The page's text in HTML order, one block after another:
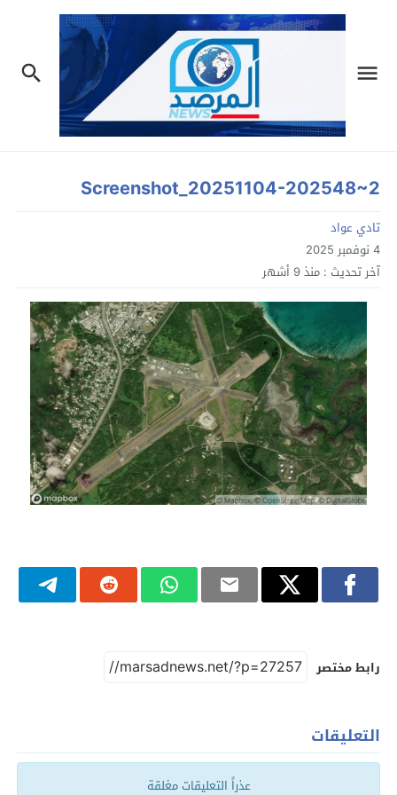
Screenshot_20251104-202548~2
تادي عواد
4 نوفمبر 2025
آخر تحديث : منذ 9 أشهر
رابط مختصر
التعليقات
عذراً التعليقات مغلقة